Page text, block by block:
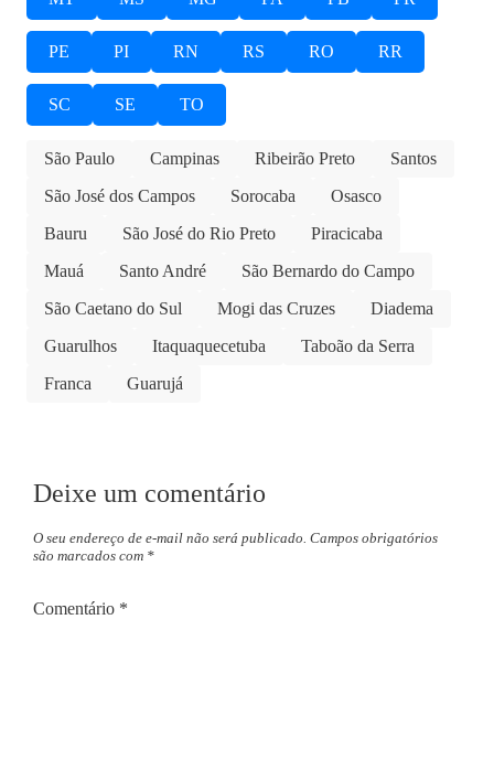
PE PI RN RS RO RR
SC SE TO
São Paulo Campinas Ribeirão Preto
Santos
São José dos Campos
Sorocaba
Osasco
Bauru
São José do Rio Preto
Piracicaba
Mauá
Santo André
São Bernardo do Campo
São Caetano do Sul
Mogi das Cruzes
Diadema
Guarulhos
Itaquaquecetuba
Taboão da Serra
Franca
Guarujá
Deixe um comentário
O seu endereço de e-mail não será publicado. Campos obrigatórios
são marcados com *
Comentário *